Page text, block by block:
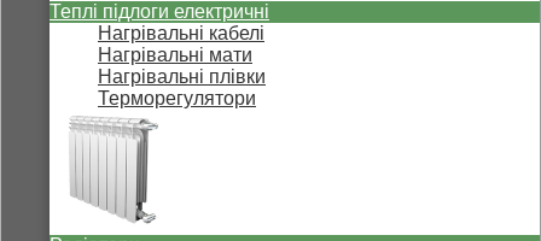
Теплі підлоги електричні
Нагрівальні кабелі
Нагрівальні мати
Нагрівальні плівки
Терморегулятори